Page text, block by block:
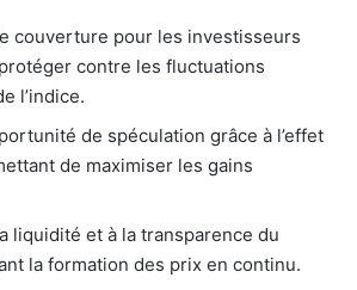
couverture pour les investisseurs
contre les fluctuations
l’indice.
de spéculation grâce à l’effet
de maximiser les gains
liquidité et à la transparence du
la formation des prix en continu.